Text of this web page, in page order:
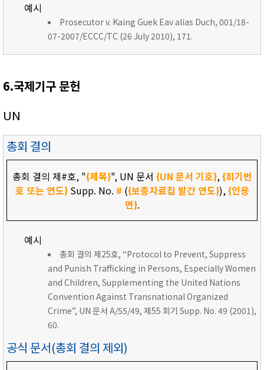
예시
Prosecutor v. Kaing Guek Eav alias Duch, 001/18-
07-2007/ECCC/TC (26 July 2010), 171.
6.국제기구 문헌
UN
총회 결의
총회 결의 제#호, "{제목}", UN 문서 {UN 문서 기호},{회기번
호 또는 연도}Supp. No. # ({보충자료집 발간 연도}),{인용
면}.
예시
총회 결의 제25호, “Protocol to Prevent, Suppress
and Punish Trafficking in Persons, Especially Women
and Children, Supplementing the United Nations
Convention Against Transnational Organized
Crime”, UN 문서 A/55/49, 제55 회기 Supp. No. 49 (2001),
60.
공식 문서(총회 결의 제외)